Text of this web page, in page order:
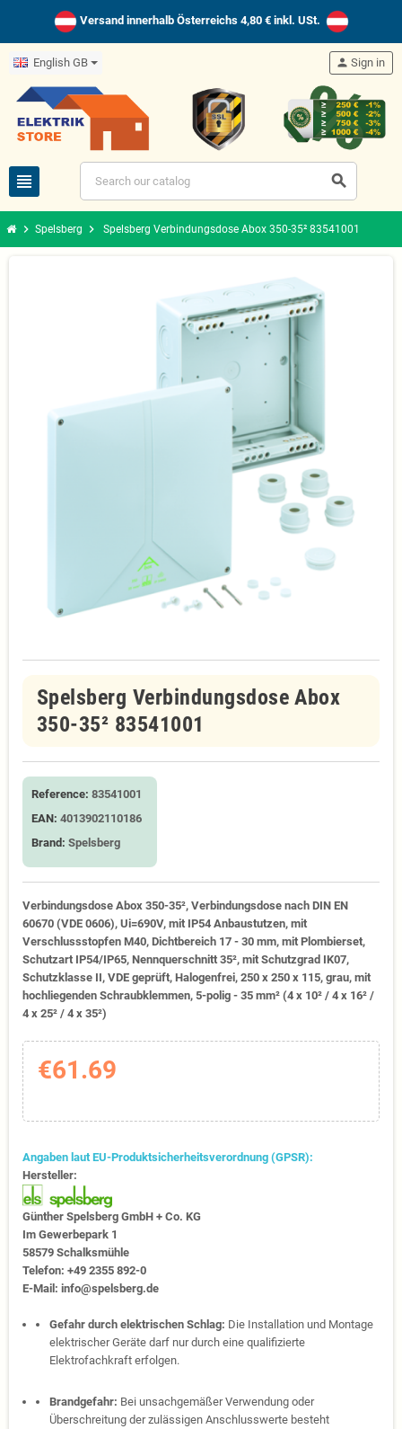
Versand innerhalb Österreichs 4,80 € inkl. USt.
English GB
view_headline search
person Sign in
chevron_right Spelsberg chevron_right Spelsberg Verbindungsdose Abox 350-35² 83541001
Spelsberg Verbindungsdose Abox
350-35² 83541001
Reference: 83541001
EAN: 4013902110186
Brand: Spelsberg
Verbindungsdose Abox 350-35², Verbindungsdose nach DIN EN
60670 (VDE 0606), Ui=690V, mit IP54 Anbaustutzen, mit
Verschlussstopfen M40, Dichtbereich 17 - 30 mm, mit Plombierset,
Schutzart IP54/IP65, Nennquerschnitt 35², mit Schutzgrad IK07,
Schutzklasse II, VDE geprüft, Halogenfrei, 250 x 250 x 115, grau, mit
hochliegenden Schraubklemmen, 5-polig - 35 mm² (4 x 10² / 4 x 16² /
4 x 25² / 4 x 35²)
€61.69
Angaben laut EU-Produktsicherheitsverordnung (GPSR):
Hersteller:
Günther Spelsberg GmbH + Co. KG
Im Gewerbepark 1
58579 Schalksmühle
Telefon: +49 2355 892-0
E-Mail: info@spelsberg.de
Gefahr durch elektrischen Schlag: Die Installation und Montage
elektrischer Geräte darf nur durch eine qualifizierte
Elektrofachkraft erfolgen.
Brandgefahr: Bei unsachgemäßer Verwendung oder
Überschreitung der zulässigen Anschlusswerte besteht